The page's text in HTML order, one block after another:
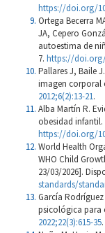
https://doi.org/
Ortega Becerra
JA, Cepero
autoestima de
7. https://doi.org/
Pallares J, Baile
imagen corporal
2012;6(2):13-21.
Alba Martín R.
obesidad infantil.
https://doi.org/
World Health
WHO Child
23/03/2026].
standards/
García
psicológica para
2022;22(3):615-35.